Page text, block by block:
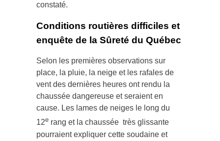
constaté.
Conditions routières difficiles et
enquête de la Sûreté du Québec
Selon les premières observations sur
place, la pluie, la neige et les rafales de
vent des dernières heures ont rendu la
chaussée dangereuse et seraient en
cause. Les lames de neiges le long du
12e rang et la chaussée très glissante
pourraient expliquer cette soudaine et